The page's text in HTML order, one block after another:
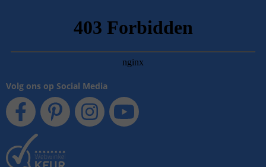
Volg ons op Social Media